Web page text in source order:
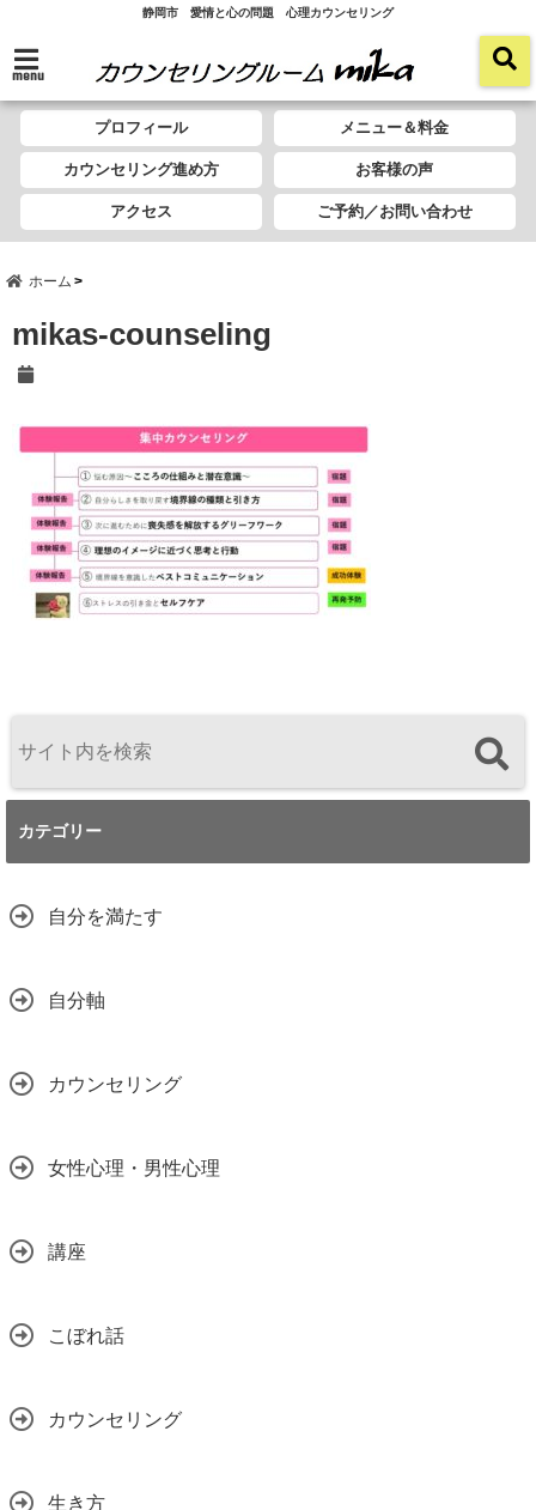
静岡市 愛情と心の問題 心理カウンセリング
menu
プロフィール メニュー＆料金
カウンセリング進め方 お客様の声
アクセス ご予約／お問い合わせ
ホーム
mikas-counseling
カテゴリー
自分を満たす
自分軸
カウンセリング
女性心理・男性心理
講座
こぼれ話
カウンセリング
生き方